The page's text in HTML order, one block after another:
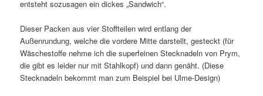
entsteht sozusagen ein dickes „Sandwich“.
Dieser Packen aus vier Stoffteilen wird entlang der
Außenrundung, welche die vordere Mitte darstellt, gesteckt (für
Wäschestoffe nehme ich die superfeinen Stecknadeln von Prym,
die gibt es leider nur mit Stahlkopf) und dann genäht. (Diese
Stecknadeln bekommt man zum Beispiel bei Ulme-Design)